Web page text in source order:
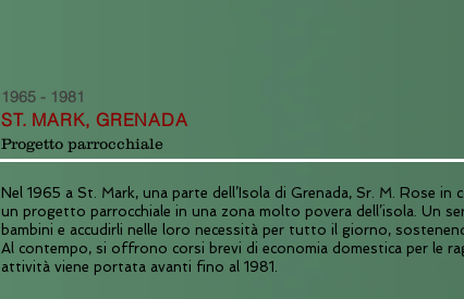
1965 - 1981
ST. MARK, GRENADA
Progetto parrocchiale
Nel 1965 a St. Mark, una parte dell’Isola di Grenada, Sr. M. Rose in
un progetto parrocchiale in una zona molto povera dell’isola. Un
bambini e accudirli nelle loro necessità per tutto il giorno,
Al contempo, si offrono corsi brevi di economia domestica per le
attività viene portata avanti fino al 1981.